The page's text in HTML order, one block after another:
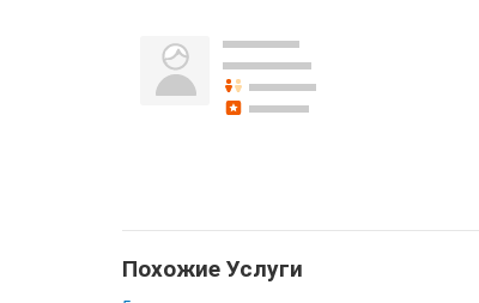
Похожие Услуги